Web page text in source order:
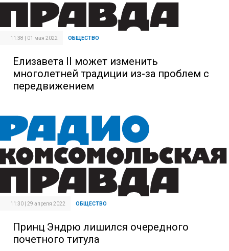
11:38 | 01 мая 2022 ОБЩЕСТВО
Елизавета II может изменить
многолетней традиции из-за проблем с
передвижением
11:30 | 29 апреля 2022 ОБЩЕСТВО
Принц Эндрю лишился очередного
почетного титула